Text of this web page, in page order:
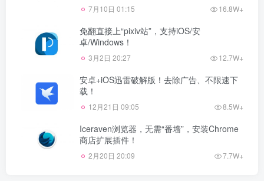
7月10日 01:15 16.8W+
免翻直接上“pixiv站”，支持iOS/安
卓/Windows！
3月2日 20:27 12.7W+
安卓+iOS迅雷破解版！去除广告、不限速下
载！
12月21日 09:05 8.5W+
Iceraven浏览器，无需“番墙”，安装Chrome
商店扩展插件！
2月20日 20:09 7.7W+